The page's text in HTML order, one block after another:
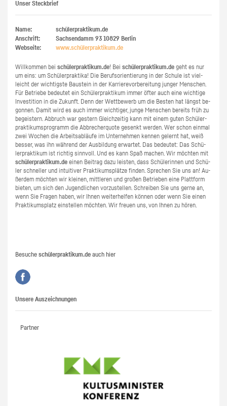
Unser Steckbrief
Name:
schülerpraktikum.de
Anschrift:
Sachsendamm 93 10829 Berlin
Webseite:
www.​schüler​prak​tiku​m.​de
Will­kom­men bei schü­ler­prak­ti­kum.de! Bei schü­ler­prak­ti­kum.de geht es nur
um eins: um Schü­ler­prak­ti­ka! Die Be­rufs­ori­en­tie­rung in der Schu­le ist viel­
leicht der wich­tigs­te Bau­stein in der Kar­rie­re­vor­be­rei­tung jun­ger Men­schen.
Für Be­trie­be be­deu­tet ein Schü­ler­prak­ti­kum immer öfter auch eine wich­ti­ge
In­ves­ti­ti­on in die Zu­kunft. Denn der Wett­be­werb um die Bes­ten hat längst be­
gon­nen. Damit wird es auch immer wich­ti­ger, junge Men­schen be­reits früh zu
be­geis­tern. Ab­bruch war ges­tern Gleich­zei­tig kann mit einem guten Schü­ler­
prak­ti­kums­pro­gramm die Ab­bre­cher­quo­te ge­senkt wer­den. Wer schon ein­mal
zwei Wo­chen die Ar­beits­ab­läu­fe im Un­ter­neh­men ken­nen ge­lernt hat, weiß
bes­ser, was ihn wäh­rend der Aus­bil­dung er­war­tet. Das be­deu­tet: Das Schü­
ler­prak­ti­kum ist rich­tig sinn­voll. Und es kann Spaß ma­chen. Wir möch­ten mit
schü­ler­prak­ti­kum.de einen Bei­trag dazu leis­ten, dass Schü­le­rin­nen und Schü­
ler schnel­ler und in­tui­ti­ver Prak­ti­kums­plät­ze fin­den. Spre­chen Sie uns an! Au­
ßer­dem möch­ten wir klei­nen, mitt­le­ren und gro­ßen Be­trie­ben eine Platt­form
bie­ten, um sich den Ju­gend­li­chen vor­zu­stel­len. Schrei­ben Sie uns gerne an,
wenn Sie Fra­gen haben, wir Ihnen wei­ter­hel­fen kön­nen oder wenn Sie einen
Prak­ti­kums­platz ein­stel­len möch­ten. Wir freu­en uns, von Ihnen zu hören.
Besuche schülerpraktikum.de auch hier
Unsere Auszeichnungen
Partner